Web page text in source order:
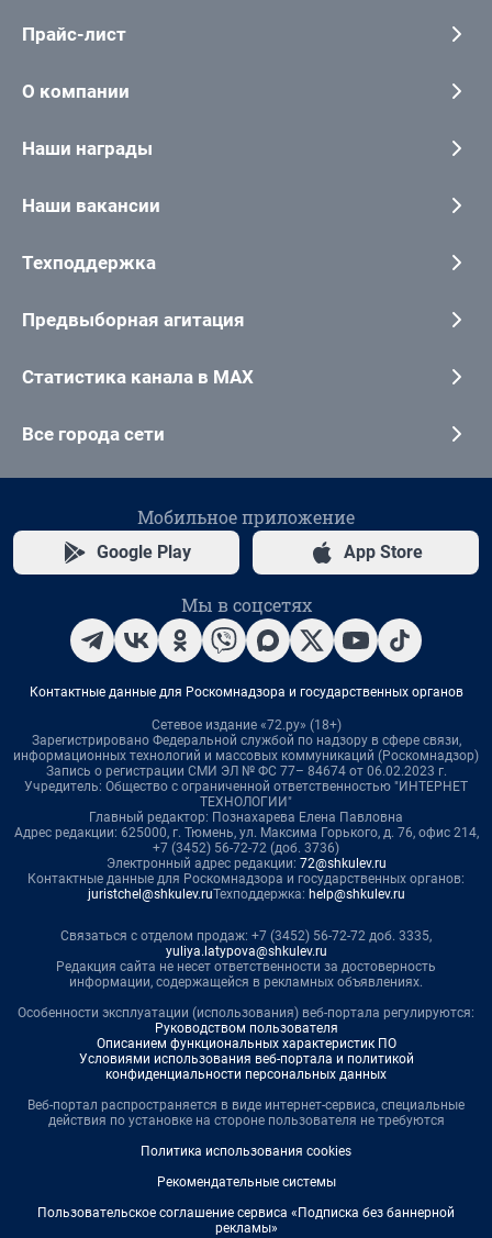
Прайс-лист
О компании
Наши награды
Наши вакансии
Техподдержка
Предвыборная агитация
Статистика канала в MAX
Все города сети
Мобильное приложение
Google Play App Store
Мы в соцсетях
Контактные данные для Роскомнадзора и государственных органов
Сетевое издание «72.ру» (18+)
Зарегистрировано Федеральной службой по надзору в сфере связи,
информационных технологий и массовых коммуникаций (Роскомнадзор)
Запись о регистрации СМИ ЭЛ № ФС 77– 84674 от 06.02.2023 г.
Учредитель: Общество с ограниченной ответственностью "ИНТЕРНЕТ
ТЕХНОЛОГИИ"
Главный редактор: Познахарева Елена Павловна
Адрес редакции: 625000, г. Тюмень, ул. Максима Горького, д. 76, офис 214,
+7 (3452) 56-72-72 (доб. 3736)
Электронный адрес редакции: 72@shkulev.ru
Контактные данные для Роскомнадзора и государственных органов:
juristchel@shkulev.ruТехподдержка: help@shkulev.ru
Связаться с отделом продаж: +7 (3452) 56-72-72 доб. 3335,
yuliya.latypova@shkulev.ru
Редакция сайта не несет ответственности за достоверность
информации, содержащейся в рекламных объявлениях.
Особенности эксплуатации (использования) веб-портала регулируются:
Руководством пользователя
Описанием функциональных характеристик ПО
Условиями использования веб-портала и политикой
конфиденциальности персональных данных
Веб-портал распространяется в виде интернет-сервиса, специальные
действия по установке на стороне пользователя не требуются
Политика использования cookies
Рекомендательные системы
Пользовательское соглашение сервиса «Подписка без баннерной
рекламы»